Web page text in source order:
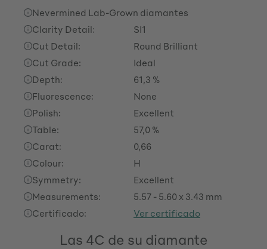
Nevermined Lab-Grown diamantes
Clarity Detail:
SI1
Cut Detail:
Round Brilliant
Cut Grade:
Ideal
Depth:
61,3 %
Fluorescence:
None
Polish:
Excellent
Table:
57,0 %
Carat:
0,66
Colour:
H
Symmetry:
Excellent
Measurements:
5.57 - 5.60 x 3.43 mm
Certificado:
Ver certificado
Las 4C de su diamante